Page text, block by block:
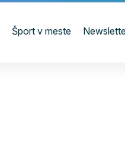
Šport v meste